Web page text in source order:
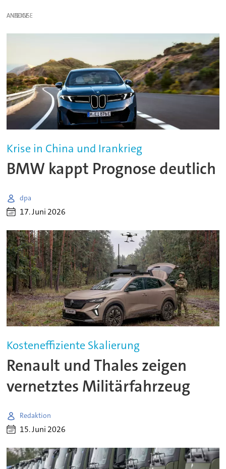
ANZEIGE
Krise in China und Irankrieg
BMW kappt Prognose deutlich
dpa
17. Juni 2026
Kosteneffiziente Skalierung
Renault und Thales zeigen
vernetztes Militärfahrzeug
Redaktion
15. Juni 2026